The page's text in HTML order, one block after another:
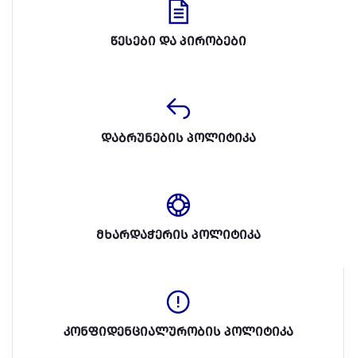
წესები და პირობები
დაბრუნების პოლიტიკა
მხარდაჭერის პოლიტიკა
კონფიდენციალურობის პოლიტიკა